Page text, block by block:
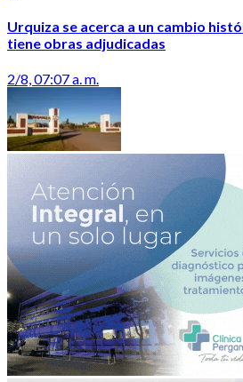
Urquiza se acerca a un cambio
tiene obras adjudicadas
2/8, 07:07 a. m.